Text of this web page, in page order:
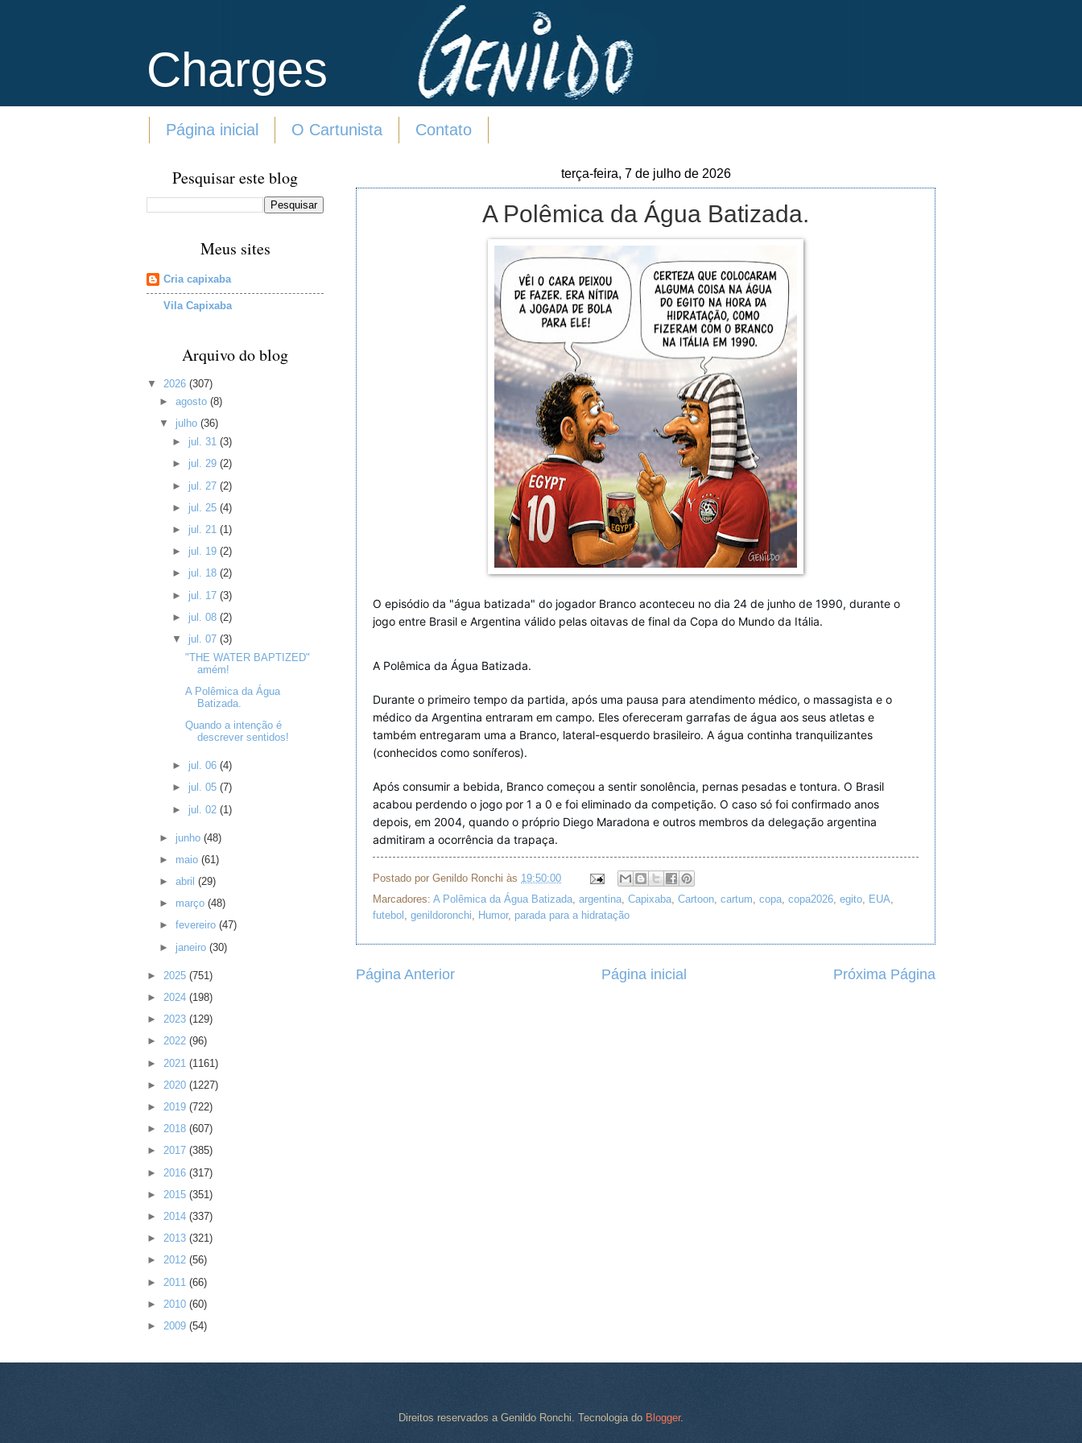
Charges
Página inicial O Cartunista Contato
terça-feira, 7 de julho de 2026
A Polêmica da Água Batizada.
O episódio da "água batizada" do jogador Branco aconteceu no dia 24 de junho de 1990, durante o
jogo entre Brasil e Argentina válido pelas oitavas de final da ⁠Copa do Mundo da Itália.
A Polêmica da Água Batizada.
Durante o primeiro tempo da partida, após uma pausa para atendimento médico, o massagista e o
médico da Argentina entraram em campo. Eles ofereceram garrafas de água aos seus atletas e
também entregaram uma a Branco, lateral-esquerdo brasileiro. A água continha tranquilizantes
(conhecidos como soníferos).
Após consumir a bebida, Branco começou a sentir sonolência, pernas pesadas e tontura. O Brasil
acabou perdendo o jogo por 1 a 0 e foi eliminado da competição. O caso só foi confirmado anos
depois, em 2004, quando o próprio ⁠Diego Maradona e outros membros da delegação argentina
admitiram a ocorrência da trapaça.
Postado por Genildo Ronchi às 19:50:00
Marcadores: A Polêmica da Água Batizada, argentina, Capixaba, Cartoon, cartum, copa, copa2026, egito, EUA,
futebol , genildoronchi, Humor, parada para a hidratação
Página Anterior Próxima Página
Página inicial
Pesquisar este blog
Meus sites
Cria capixaba
Vila Capixaba
Arquivo do blog
▼ 2026 (307)
►agosto(8)
▼ julho(36)
► jul. 31 (3)
► jul. 29 (2)
► jul. 27 (2)
► jul. 25 (4)
► jul. 21 (1)
► jul. 19 (2)
► jul. 18 (2)
► jul. 17 (3)
► jul. 08 (2)
▼ jul. 07 (3)
"THE WATER BAPTIZED"
amém!
A Polêmica da Água
Batizada.
Quando a intenção é
descrever sentidos!
► jul. 06 (4)
► jul. 05 (7)
► jul. 02 (1)
► junho(48)
► maio(61)
►abril(29)
► março(48)
►fevereiro(47)
► janeiro(30)
► 2025 (751)
► 2024 (198)
► 2023 (129)
► 2022 (96)
► 2021 (1161)
► 2020 (1227)
► 2019 (722)
► 2018 (607)
► 2017 (385)
► 2016 (317)
► 2015 (351)
► 2014 (337)
► 2013 (321)
► 2012 (56)
► 2011 (66)
► 2010 (60)
► 2009 (54)
Direitos reservados a Genildo Ronchi. Tecnologia do Blogger.